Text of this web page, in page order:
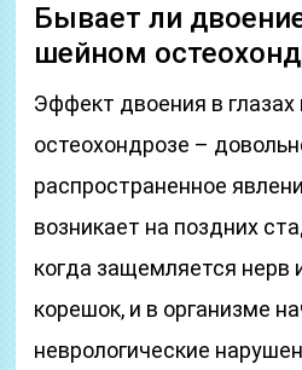
Бывает ли
шейном
Эффект двоения в
остеохондрозе –
распространенное
возникает на поздних
когда защемляется нерв
корешок, и в организме
неврологические